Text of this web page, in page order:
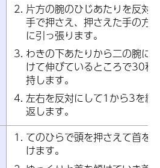
片方の腕のひじあたりを反対の
手で押さえ、押さえた手の方向
に引っ張ります。
わきの下あたりから二の腕にか
けて伸びているところで30秒
持します。
左右を反対にして1から3を繰
返します。
てのひらで頭を押さえて首を傾
けます。